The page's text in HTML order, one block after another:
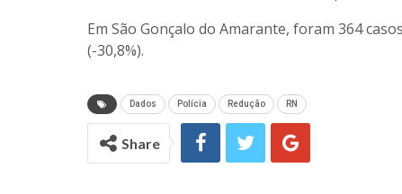
Em São Gonçalo do Amarante, foram 364
(-30,8%).
Dados Polícia Redução RN
Share